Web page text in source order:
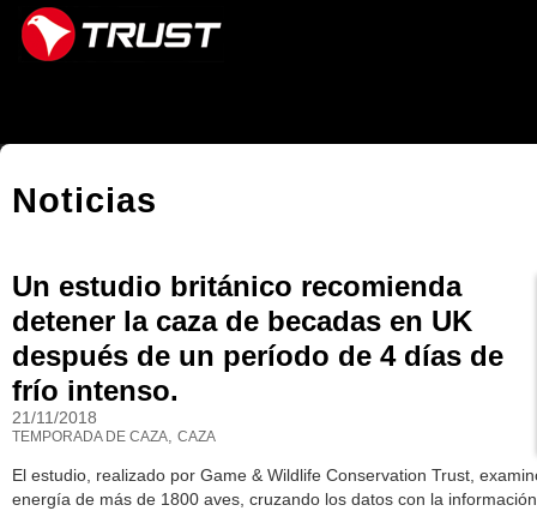
Noticias
Un estudio británico recomienda
detener la caza de becadas en UK
después de un período de 4 días de
frío intenso.
21/11/2018
TEMPORADA DE CAZA, CAZA
El estudio, realizado por Game & Wildlife Conservation Trust,
energía de más de 1800 aves, cruzando los datos con la